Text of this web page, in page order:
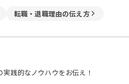
転職・退職理由の伝え方
践的なノウハウをお伝え！